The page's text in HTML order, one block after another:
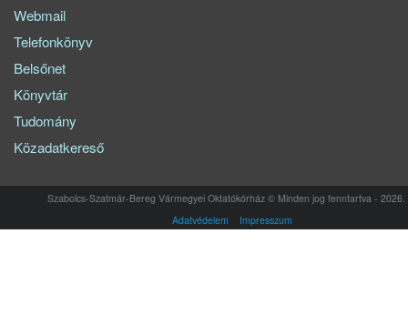
Webmail
Telefonkönyv
Belsőnet
Könyvtár
Tudomány
Közadatkereső
Szabolcs-Szatmár-Bereg Vármegyei Oktatókórház © Minden jog fenntartva - 2026.
Adatvédelem
Impresszum